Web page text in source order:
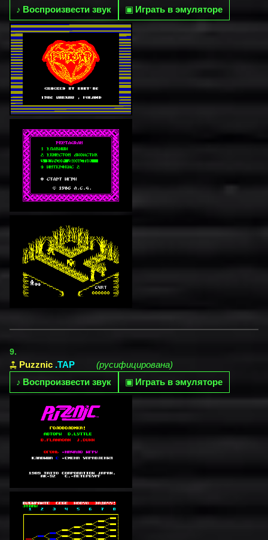
♪ Воспроизвести звук ▣ Играть в эмуляторе
9.
Puzznic .TAP
(русифицирована)
♪ Воспроизвести звук ▣ Играть в эмуляторе